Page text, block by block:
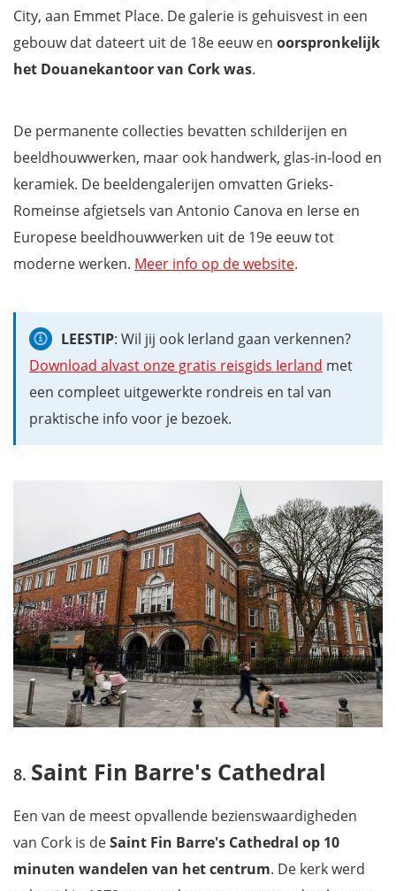
City, aan Emmet Place. De galerie is gehuisvest in een
gebouw dat dateert uit de 18e eeuw en oorspronkelijk
het Douanekantoor van Cork was.
De permanente collecties bevatten schilderijen en
beeldhouwwerken, maar ook handwerk, glas-in-lood en
keramiek. De beeldengalerijen omvatten Grieks-
Romeinse afgietsels van Antonio Canova en Ierse en
Europese beeldhouwwerken uit de 19e eeuw tot
moderne werken. Meer info op de website.
LEESTIP: Wil jij ook Ierland gaan verkennen?
Download alvast onze gratis reisgids Ierland met
een compleet uitgewerkte rondreis en tal van
praktische info voor je bezoek.
Saint Fin Barre's Cathedral
Een van de meest opvallende bezienswaardigheden
van Cork is deSaint Fin Barre's Cathedral op 10
minuten wandelen van het centrum. De kerk werd